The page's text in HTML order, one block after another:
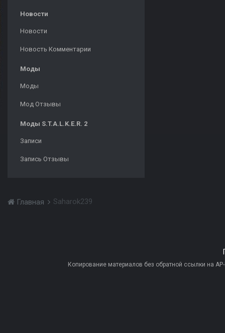
Новости
Новости
Новость Комментарии
Моды
Моды
Мод Отзывы
Моды S.T.A.L.K.E.R. 2
Записи
Запись Отзывы
Главная Saharok239
Копирование материалов без обратной ссылки на